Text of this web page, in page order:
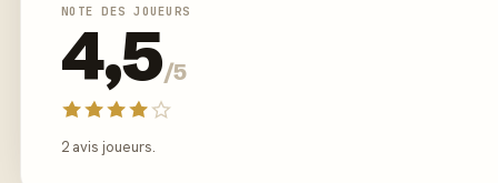
NOTE DES JOUEURS
4,5/5
2 avis joueurs.